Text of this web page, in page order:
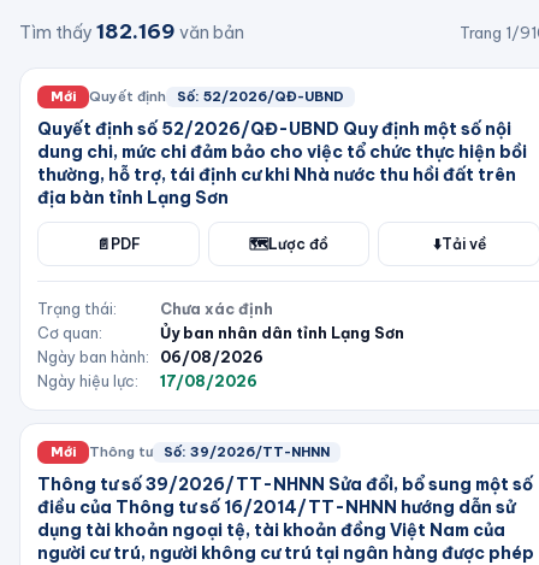
Tìm thấy 182.169 văn bản Trang 1/
Mới Quyết định Số: 52/2026/QĐ-UBND
Quyết định số 52/2026/QĐ-UBND Quy định một số nội
dung chi, mức chi đảm bảo cho việc tổ chức thực hiện bồi
thường, hỗ trợ, tái định cư khi Nhà nước thu hồi đất trên
địa bàn tỉnh Lạng Sơn
📄 PDF 🗺️Lược đồ ⬇️Tải về
Trạng thái:
Chưa xác định
Cơ quan:
Ủy ban nhân dân tỉnh Lạng Sơn
Ngày ban hành:
06/08/2026
Ngày hiệu lực:
17/08/2026
Mới Thông tư Số: 39/2026/TT-NHNN
Thông tư số 39/2026/TT-NHNN Sửa đổi, bổ sung một số
điều của Thông tư số 16/2014/TT-NHNN hướng dẫn sử
dụng tài khoản ngoại tệ, tài khoản đồng Việt Nam của
người cư trú, người không cư trú tại ngân hàng được phép